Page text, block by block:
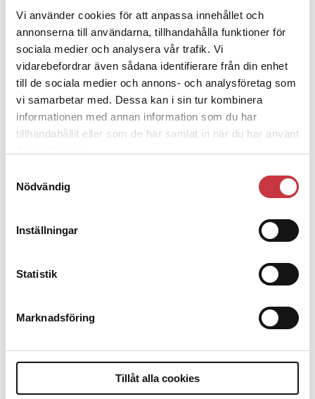
Vi använder cookies för att anpassa innehållet och
annonserna till användarna, tillhandahålla funktioner för
sociala medier och analysera vår trafik. Vi
vidarebefordrar även sådana identifierare från din enhet
till de sociala medier och annons- och analysföretag som
vi samarbetar med. Dessa kan i sin tur kombinera
informationen med annan information som du har
tillhandahållit eller som de har samlat in när du har använt
Nödvändig
Inställningar
Statistik
Marknadsföring
Tillåt alla cookies
4 juni 2026
Polisregionen erkänner fel: ”Kommer
att rättas till”
Debatt
Det är inte evidenskrav som
Debatt:Med för höga krav på evidens
kan polisen inte göra något alls